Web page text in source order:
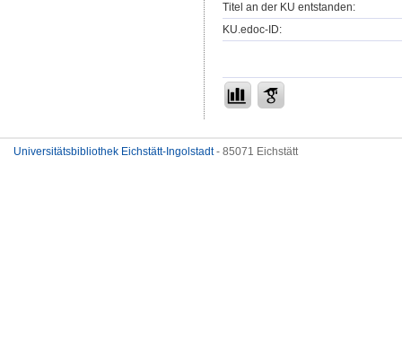
Titel an der KU entstanden:
KU.edoc-ID:
Universitätsbibliothek Eichstätt-Ingolstadt- 85071 Eichstätt